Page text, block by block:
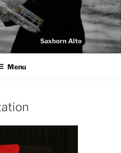
Saxhorn Alto
Menu